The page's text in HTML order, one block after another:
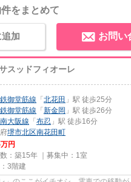
をまとめて
加 お問い
スッドフィオーレ
御堂筋線 「 北花田 」駅 徒歩25分
御堂筋線 「 新金岡 」駅 徒歩26分
大阪線 「 布忍 」駅 徒歩16分
堺市北区南花田町
万円
：築15年 ｜募集中： 1室
3階建